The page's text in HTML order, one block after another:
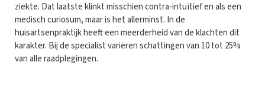
ziekte. Dat laatste klinkt misschien contra-intuïtief en als een
medisch curiosum, maar is het allerminst. In de
huisartsenpraktijk heeft een meerderheid van de klachten dit
karakter. Bij de specialist variëren schattingen van 10 tot 25%
van alle raadplegingen.